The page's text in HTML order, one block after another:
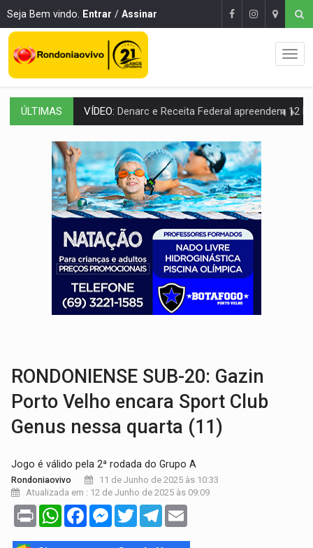
Seja Bem vindo. Entrar / Assinar
ÚLTIMAS OPERAÇÃO DA PC:Membros do CV são presos com armas e drogas após
ENTRADA GRATUITA:Espetáculo As Marias Somos Nós será
VÍDEO:Três são presos após furto de motocicleta em frente
CELEBRAÇÃO:Cerejeiras completa 43 anos de emancipação com
Anvisa desmente boato sobre presença de plástico ou
VÍDEO:Pitbulls fogem de residência e atacam casal de idosos
AÇÃO CONJUNTA:Forças policiais apreendem cerca de 1kg de
PF ESTÁ APURANDO:Flávio Bolsonaro escolhe Alfredo Gaspar como vice, alvo de
RONDONIENSE SUB-20: Gazin
Porto Velho encara Sport Club
Genus nessa quarta (11)
Jogo é válido pela 2ª rodada do Grupo A
Rondoniaovivo
11 de Junho de 2025 às 10:33
Atualizada em : 12 de Junho de 2025 às 09:09
Print WhatsAppFacebookMessenger
TwitterTelegram